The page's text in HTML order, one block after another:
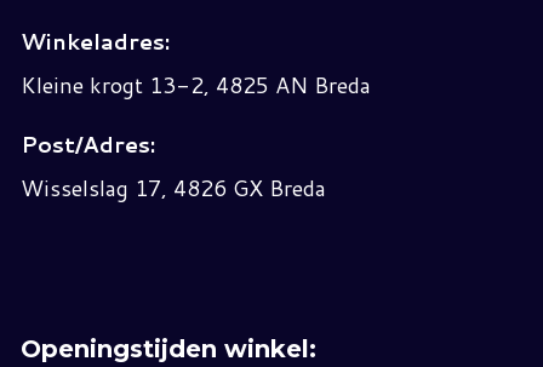
Winkeladres:
Kleine krogt 13-2, 4825 AN Breda
Post/Adres:
Wisselslag 17, 4826 GX Breda
Openingstijden winkel: